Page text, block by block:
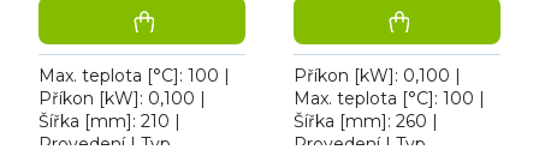
Max. teplota [°C]: 100 |
Příkon [kW]: 0,100 |
Šířka [mm]: 210 |
Provedení | Typ
Příkon [kW]: 0,100 |
Max. teplota [°C]: 100 |
Šířka [mm]: 260 |
Provedení | Typ